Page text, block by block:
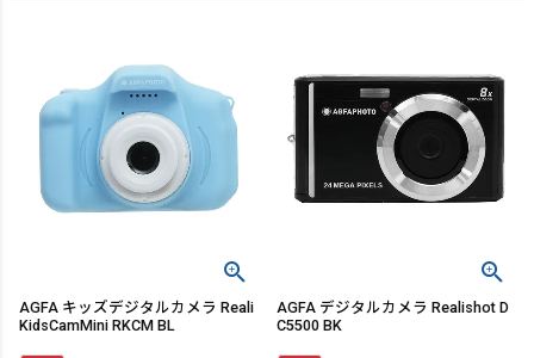
AGFA キッズデジタルカメラ Reali
KidsCamMini RKCM BL
AGFA デジタルカメラ Realishot D
C5500 BK